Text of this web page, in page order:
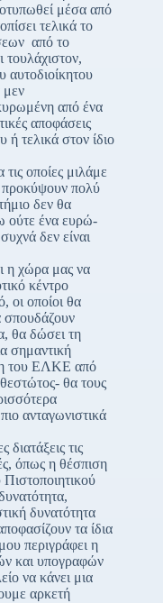
μέσα από
τελικά το
από το
τουλάχιστον,
αυτοδιοίκητου
μεν
από ένα
αποφάσεις
ή τελικά στον ίδιο
οποίες μιλάμε
προκύψουν πολύ
δεν θα
ούτε ένα ευρώ-
δεν είναι
η χώρα μας να
κέντρο
οι οποίοι θα
σπουδάζουν
θα δώσει τη
σημαντική
του ΕΛΚΕ από
θα τους
ανταγωνιστικά
τις
όπως η θέσπιση
δυνατότητα
τα ίδια
περιγράφει η
και υπογραφών
να κάνει μια
αρκετή